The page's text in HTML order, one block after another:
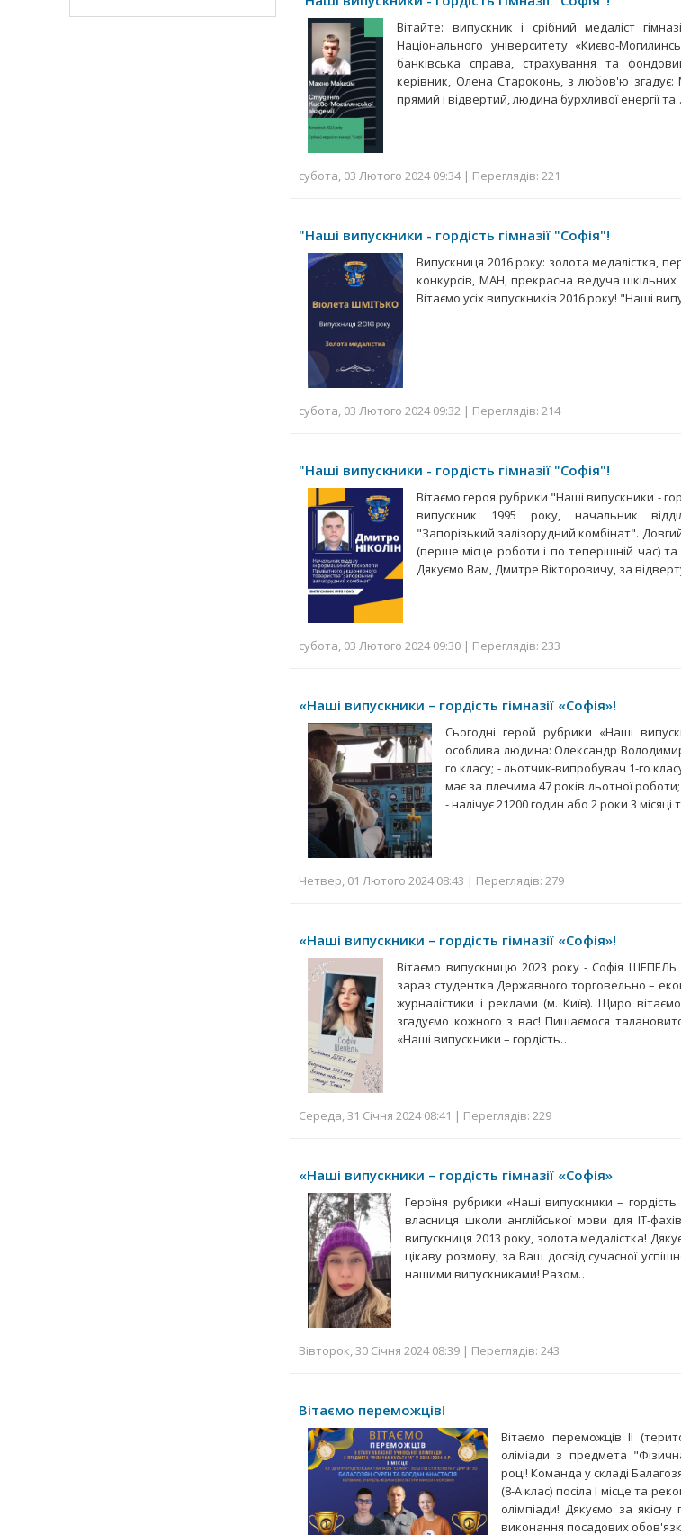
Вітайте: випускник і срібний медаліст
Національного університету «Києво-
банківська справа, страхування та
керівник, Олена Староконь, з любов'ю
прямий і відвертий, людина бурхливої енергії
субота, 03 Лютого 2024 09:34 | Переглядів: 221
"Наші випускники - гордість гімназії "Софія"!
Випускниця 2016 року: золота медалістка,
конкурсів, МАН, прекрасна ведуча
Вітаємо усіх випускників 2016 року! "Наші
субота, 03 Лютого 2024 09:32 | Переглядів: 214
"Наші випускники - гордість гімназії "Софія"!
Вітаємо героя рубрики "Наші випускники -
випускник 1995 року, начальник
"Запорізький залізорудний комбінат".
(перше місце роботи і по теперішній час) та
Дякуємо Вам, Дмитре Вікторовичу, за
субота, 03 Лютого 2024 09:30 | Переглядів: 233
«Наші випускники – гордість гімназії «Софія»!
Сьогодні герой рубрики «Наші
особлива людина: Олександр
го класу; - льотчик-випробувач 1-го
має за плечима 47 років льотної
- налічує 21200 годин або 2 роки 3
Четвер, 01 Лютого 2024 08:43 | Переглядів: 279
«Наші випускники – гордість гімназії «Софія»!
Вітаємо випускницю 2023 року - Софія ШЕПЕЛЬ
зараз студентка Державного торговельно –
журналістики і реклами (м. Київ). Щиро
згадуємо кожного з вас! Пишаємося
«Наші випускники – гордість…
Середа, 31 Січня 2024 08:41 | Переглядів: 229
«Наші випускники – гордість гімназії «Софія»
Героїня рубрики «Наші випускники –
власниця школи англійської мови для ІТ-
випускниця 2013 року, золота медалістка!
цікаву розмову, за Ваш досвід сучасної
нашими випускниками! Разом…
Вівторок, 30 Січня 2024 08:39 | Переглядів: 243
Вітаємо переможців!
Вітаємо переможців ІІ
оліміади з предмета
році! Команда у складі
(8-А клас) посіла І місце та
олімпіади! Дякуємо за якісну
виконання посадових